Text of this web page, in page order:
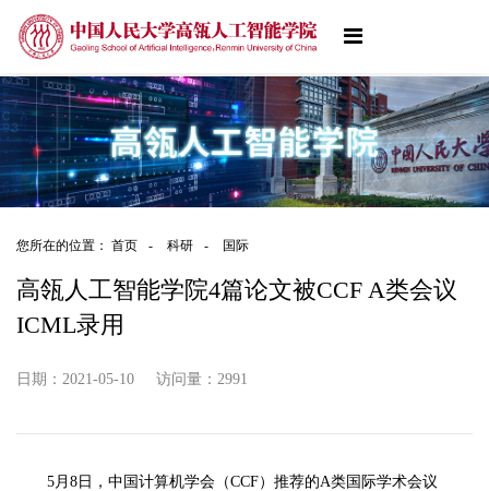
您所在的位置： 首页 - 科研 - 国际
高瓴人工智能学院4篇论文被CCF A类会议
ICML录用
日期：2021-05-10 访问量： 2991
5月8日，中国计算机学会（CCF）推荐的A类国际学术会议